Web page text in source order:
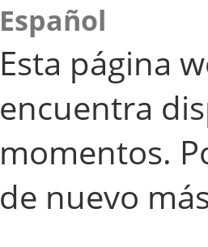
Español
Esta página
encuentra
momentos.
de nuevo